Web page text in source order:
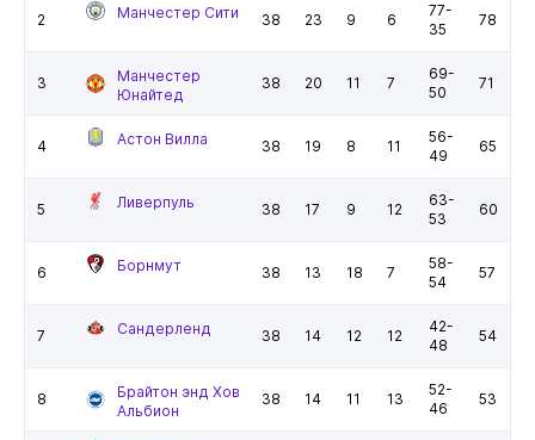
2 Манчестер Сити 38 23 9 6
77-
35
78
3
Манчестер
Юнайтед
38 20 11 7
69-
50
71
4 Астон Вилла 38 19 8 11
56-
49
65
5 Ливерпуль 38 17 9 12
63-
53
60
6 Борнмут 38 13 18 7
58-
54
57
7 Сандерленд 38 14 12 12
42-
48
54
8
Брайтон энд Хов
Альбион
38 14 11 13
52-
46
53